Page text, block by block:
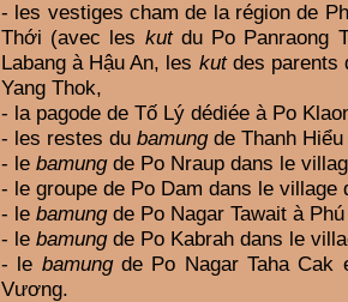
- les vestiges cham de la région de
Thới (avec les kutdu Po Panraong
Labang à Hậu An, les kutdes parents
Yang Thok,
- la pagode de Tố Lý dédiée à Po
- les restes du bamungde Thanh
- le bamungde Po Nraup dans le
- le groupe de Po Dam dans le village
- le bamungde Po Nagar Tawait à
- le bamungde Po Kabrah dans le
- le bamungde Po Nagar Taha Cak
Vương.